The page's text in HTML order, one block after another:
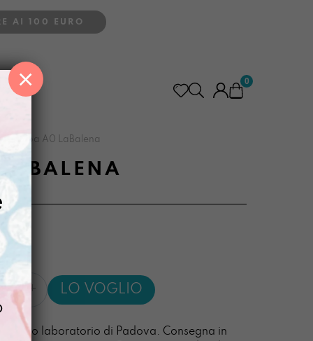
AI 100 EURO
0
Stampa A0 LaBalena
LO VOGLIO
nostro laboratorio di Padova. Consegna in
×